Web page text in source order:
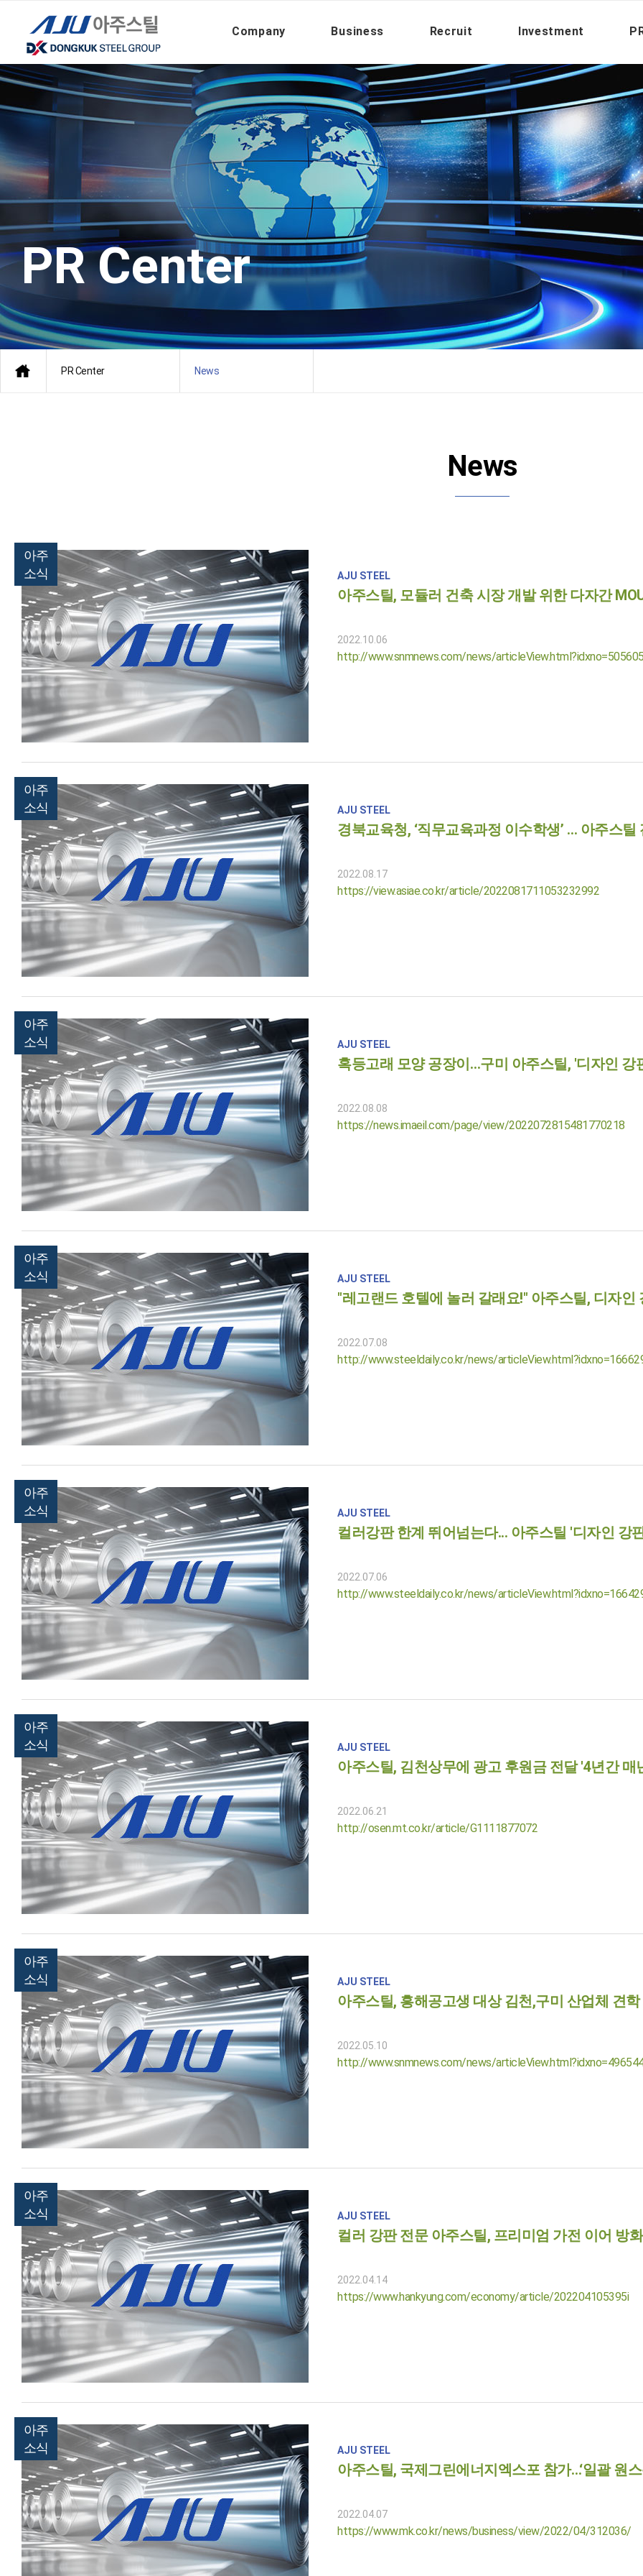
Company Business Recruit Investment
PR Center – News
PR Center
PR Center News
News
AJU STEEL
아주스틸, 모듈러 건축 시장 개발 위한 다자간
2022.10.06
http://www.snmnews.com/news/
아주
소식
AJU STEEL
경북교육청, ‘직무교육과정 이수학생’ … 아주스틸
2022.08.17
https://view.asiae.co.kr/article/2022081711053232992
아주
소식
AJU STEEL
혹등고래 모양 공장이…구미 아주스틸, '디자인 강
2022.08.08
https://news.imaeil.com/page/view/2022072815481770218
아주
소식
AJU STEEL
"레고랜드 호텔에 놀러 갈래요!" 아주스틸, 디자인
2022.07.08
http://www.steeldaily.co.kr/news/
아주
소식
AJU STEEL
컬러강판 한계 뛰어넘는다... 아주스틸 '디자인 강
2022.07.06
http://www.steeldaily.co.kr/news/
아주
소식
AJU STEEL
아주스틸, 김천상무에 광고 후원금 전달 '4년간 매
2022.06.21
http://osen.mt.co.kr/article/G1111877072
아주
소식
AJU STEEL
아주스틸, 흥해공고생 대상 김천,구미 산업체 견학
2022.05.10
http://www.snmnews.com/news/
아주
소식
AJU STEEL
컬러 강판 전문 아주스틸, 프리미엄 가전 이어 방
2022.04.14
https://www.hankyung.com/economy/article/202204105395i
아주
소식
AJU STEEL
아주스틸, 국제그린에너지엑스포 참가…‘일괄 원
2022.04.07
https://www.mk.co.kr/news/business/view/2022/04/312036/
아주
소식